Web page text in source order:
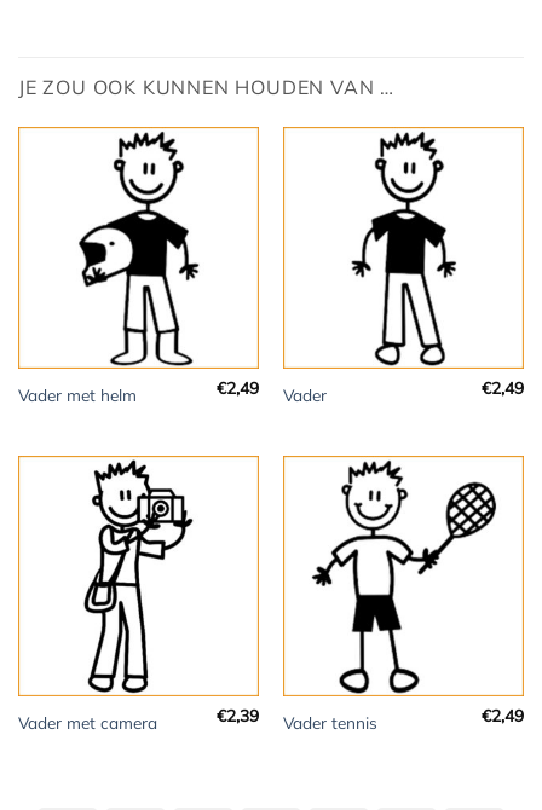
JE ZOU OOK KUNNEN HOUDEN VAN …
Vader met helm €2,49 Vader €2,49
Vader met camera €2,39 Vader tennis €2,49